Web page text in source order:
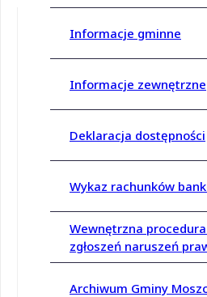
Informacje gminne
Informacje zewnętrzne
Deklaracja dostępności
Wykaz rachunków
Wewnętrzna
zgłoszeń naruszeń
Archiwum Gminy